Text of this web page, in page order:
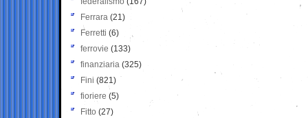
Ferrara (21)
Ferretti (6)
ferrovie (133)
finanziaria (325)
Fini (821)
fioriere (5)
Fitto (27)